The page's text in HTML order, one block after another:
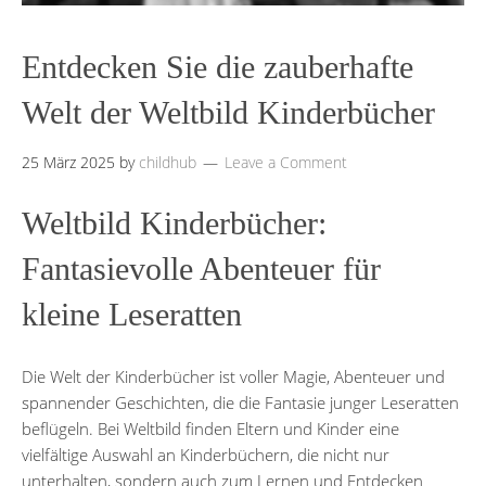
Entdecken Sie die zauberhafte
Welt der Weltbild Kinderbücher
25 März 2025 by childhub Leave a Comment
Weltbild Kinderbücher:
Fantasievolle Abenteuer für
kleine Leseratten
Die Welt der Kinderbücher ist voller Magie, Abenteuer und
spannender Geschichten, die die Fantasie junger Leseratten
beflügeln. Bei Weltbild finden Eltern und Kinder eine
vielfältige Auswahl an Kinderbüchern, die nicht nur
unterhalten, sondern auch zum Lernen und Entdecken